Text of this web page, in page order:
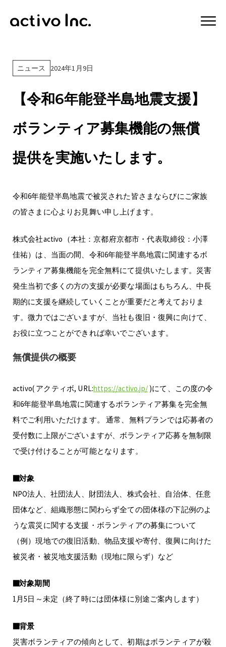
ニュース 2024年1月9日
【令和6年能登半島地震支援】
ボランティア募集機能の無償
提供を実施いたします。
令和6年能登半島地震で被災された皆さまならびにご家族
の皆さまに心よりお見舞い申し上げます。
株式会社activo（本社：京都府京都市・代表取締役：小澤
佳祐）は、当面の間、令和6年能登半島地震に関連するボ
ランティア募集機能を完全無料にて提供いたします。災害
発生当初で多くの方の支援が必要な場面はもちろん、中長
期的に支援を継続していくことが重要だと考えておりま
す。微力ではございますが、当社も復旧・復興に向けて、
お役に立つことができれば幸いでございます。
無償提供の概要
activo( アクティボ, URL:https://activo.jp/)にて、この度の令
和6年能登半島地震に関連するボランティア募集を完全無
料でご利用いただけます。 通常、無料プランでは応募者の
受付数に上限がございますが、ボランティア応募を無制限
で受け付けることが可能となります。
■対象
NPO法人、社団法人、財団法人、株式会社、自治体、任意
団体など、組織形態に関わらず全ての団体様の下記例のよ
うな震災に関する支援・ボランティアの募集について
（例）現地での復旧活動、物品支援や寄付、復興に向けた
被災者・被災地支援活動（現地に限らず）など
■対象期間
1月5日～未定（終了時には団体様に別途ご案内します）
■背景
災害ボランティアの傾向として、初期はボランティアが殺